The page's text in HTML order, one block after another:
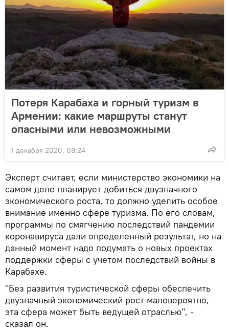
Потеря Карабаха и горный туризм в
Армении: какие маршруты станут
опасными или невозможными
1 декабря 2020, 08:24
Эксперт считает, если министерство экономики на
самом деле планирует добиться двузначного
экономического роста, то должно уделить особое
внимание именно сфере туризма. По его словам,
программы по смягчению последствий пандемии
коронавируса дали определенный результат, но на
данный момент надо подумать о новых проектах
поддержки сферы с учетом последствий войны в
Карабахе.
"Без развития туристической сферы обеспечить
двузначный экономический рост маловероятно,
эта сфера может быть ведущей отраслью", -
сказал он.